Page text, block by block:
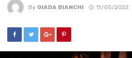
By GIADA BIANCHI 11/05/2022